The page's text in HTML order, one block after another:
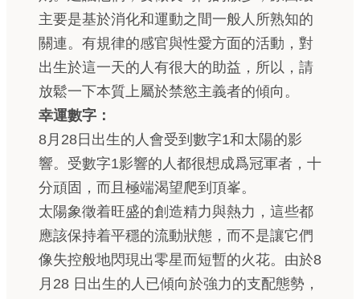
主要是基於消化和運動之間一般人所熟知的
關連。有規律的感官與性愛方面的活動，對
出生於這一天的人有很大的助益，所以，請
放鬆一下本質上屬於禁慾主義者的傾向。
幸運數字：
8月28日出生的人會受到數字1和太陽的影
響。受數字1影響的人都很想成爲冠軍者，十
分頑固，而且極端渴望爬到頂峯。
太陽象徵着旺盛的創造精力與熱力，這些都
應該保持着平穩的流動狀態，而不是讓它們
像失控般地閃現出零星而短暫的火花。由於8
月28 日出生的人已傾向於強力的支配態勢，